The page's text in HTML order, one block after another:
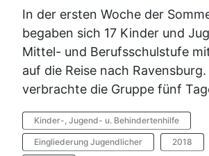
In der ersten Woche der
begaben sich 17 Kinder und
Mittel- und Berufsschulstufe
auf die Reise nach
verbrachte die Gruppe fünf
Kinder-, Jugend- u. Behindertenhilfe
Eingliederung Jugendlicher 2018